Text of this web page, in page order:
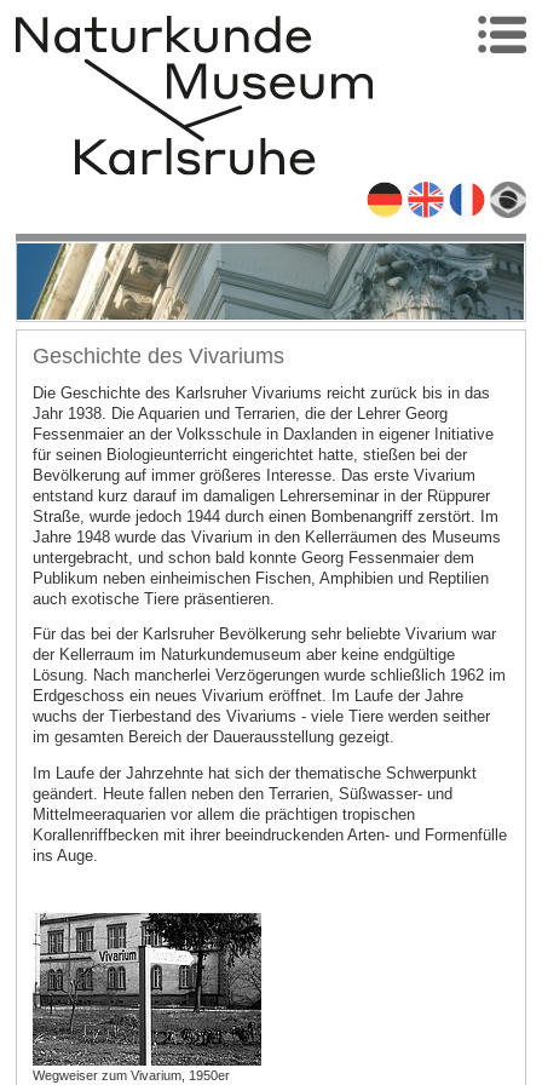
Geschichte des Vivariums
Die Geschichte des Karlsruher Vivariums reicht zurück bis in das
Jahr 1938. Die Aquarien und Terrarien, die der Lehrer Georg
Fessenmaier an der Volksschule in Daxlanden in eigener Initiative
für seinen Biologieunterricht eingerichtet hatte, stießen bei der
Bevölkerung auf immer größeres Interesse. Das erste Vivarium
entstand kurz darauf im damaligen Lehrerseminar in der Rüppurer
Straße, wurde jedoch 1944 durch einen Bombenangriff zerstört. Im
Jahre 1948 wurde das Vivarium in den Kellerräumen des Museums
untergebracht, und schon bald konnte Georg Fessenmaier dem
Publikum neben einheimischen Fischen, Amphibien und Reptilien
auch exotische Tiere präsentieren.
Für das bei der Karlsruher Bevölkerung sehr beliebte Vivarium war
der Kellerraum im Naturkundemuseum aber keine endgültige
Lösung. Nach mancherlei Verzögerungen wurde schließlich 1962 im
Erdgeschoss ein neues Vivarium eröffnet. Im Laufe der Jahre
wuchs der Tierbestand des Vivariums - viele Tiere werden seither
im gesamten Bereich der Dauerausstellung gezeigt.
Im Laufe der Jahrzehnte hat sich der thematische Schwerpunkt
geändert. Heute fallen neben den Terrarien, Süßwasser- und
Mittelmeeraquarien vor allem die prächtigen tropischen
Korallenriffbecken mit ihrer beeindruckenden Arten- und Formenfülle
ins Auge.
Wegweiser zum Vivarium, 1950er